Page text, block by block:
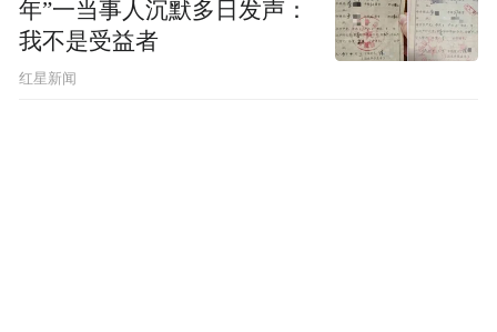
年”一当事人沉默多日发声：
我不是受益者
红星新闻